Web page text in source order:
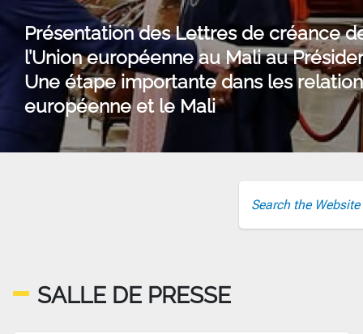
Présentation des Lettres de créance
l’Union européenne au Mali au
Une étape importante dans les
européenne et le Mali
SALLE DE PRESSE